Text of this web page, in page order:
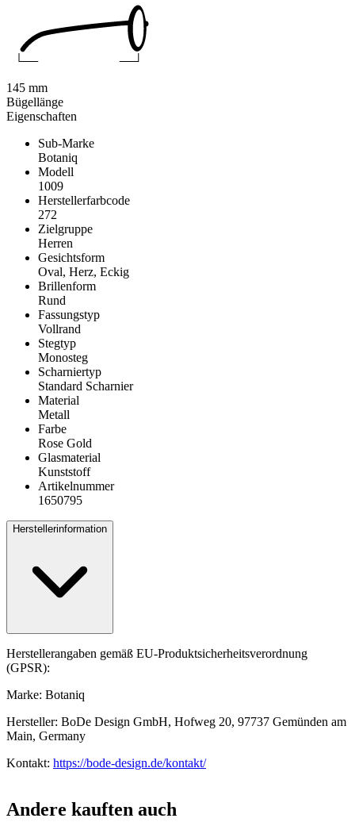
Eigenschaften
Sub-Marke
Botaniq
Modell
1009
Herstellerfarbcode
272
Zielgruppe
Herren
Gesichtsform
Oval, Herz, Eckig
Brillenform
Rund
Fassungstyp
Vollrand
Stegtyp
Monosteg
Scharniertyp
Standard Scharnier
Material
Metall
Farbe
Rose Gold
Glasmaterial
Kunststoff
Artikelnummer
1650795
Herstellerinformation
Herstellerangaben gemäß EU-Produktsicherheitsverordnung
(GPSR):
Marke: Botaniq
Hersteller: BoDe Design GmbH, Hofweg 20, 97737 Gemünden am
Main, Germany
Kontakt: https://bode-design.de/kontakt/
145 mm
Bügellänge
Andere kauften auch